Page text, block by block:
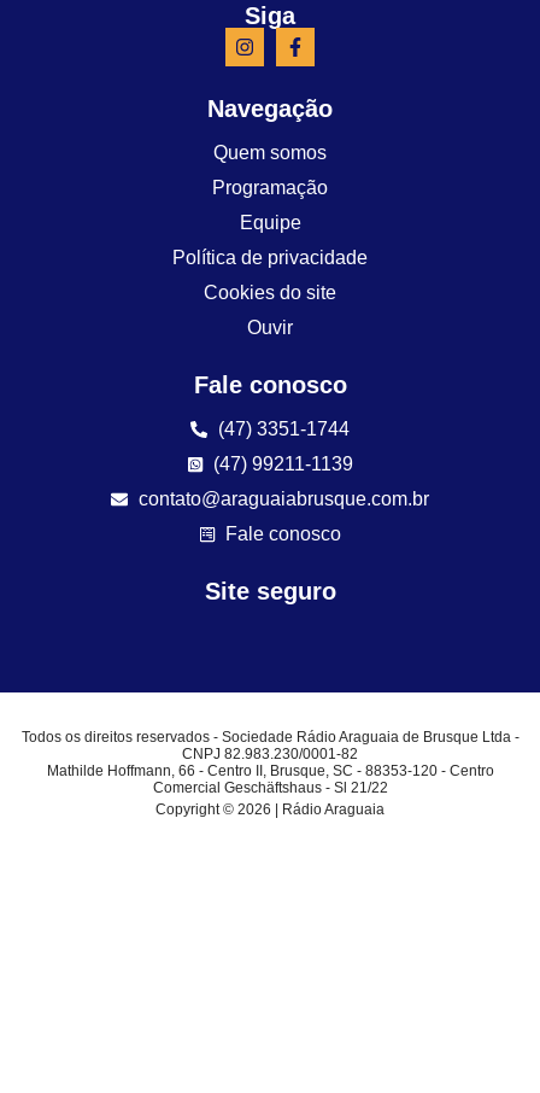
Siga
Navegação
Quem somos
Programação
Equipe
Política de privacidade
Cookies do site
Ouvir
Fale conosco
(47) 3351-1744
(47) 99211-1139
contato@araguaiabrusque.com.br
Fale conosco
Site seguro
Todos os direitos reservados - Sociedade Rádio Araguaia de Brusque Ltda -
CNPJ 82.983.230/0001-82
Mathilde Hoffmann, 66 - Centro II, Brusque, SC - 88353-120 - Centro
Comercial Geschäftshaus - Sl 21/22
Copyright © 2026 | Rádio Araguaia